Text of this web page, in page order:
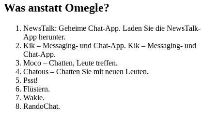
Was anstatt Omegle?
NewsTalk: Geheime Chat-App. Laden Sie die NewsTalk-
App herunter.
Kik – Messaging- und Chat-App. Kik – Messaging- und
Chat-App.
Moco – Chatten, Leute treffen.
Chatous – Chatten Sie mit neuen Leuten.
Psst!
Flüstern.
Wakie.
RandoChat.